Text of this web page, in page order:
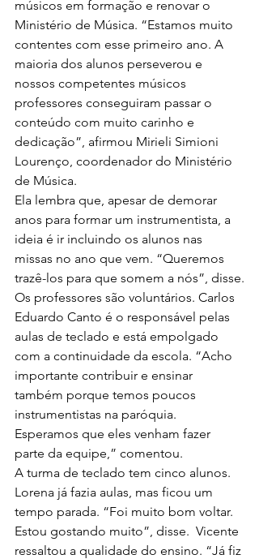
músicos em formação e renovar o
Ministério de Música. “Estamos muito
contentes com esse primeiro ano. A
maioria dos alunos perseverou e
nossos competentes músicos
professores conseguiram passar o
conteúdo com muito carinho e
dedicação”, afirmou Mirieli Simioni
Lourenço, coordenador do Ministério
de Música.
Ela lembra que, apesar de demorar
anos para formar um instrumentista, a
ideia é ir incluindo os alunos nas
missas no ano que vem. “Queremos
trazê-los para que somem a nós”, disse.
Os professores são voluntários. Carlos
Eduardo Canto é o responsável pelas
aulas de teclado e está empolgado
com a continuidade da escola. “Acho
importante contribuir e ensinar
também porque temos poucos
instrumentistas na paróquia.
Esperamos que eles venham fazer
parte da equipe,” comentou.
A turma de teclado tem cinco alunos.
Lorena já fazia aulas, mas ficou um
tempo parada. “Foi muito bom voltar.
Estou gostando muito”, disse.  Vicente
ressaltou a qualidade do ensino. “Já fiz